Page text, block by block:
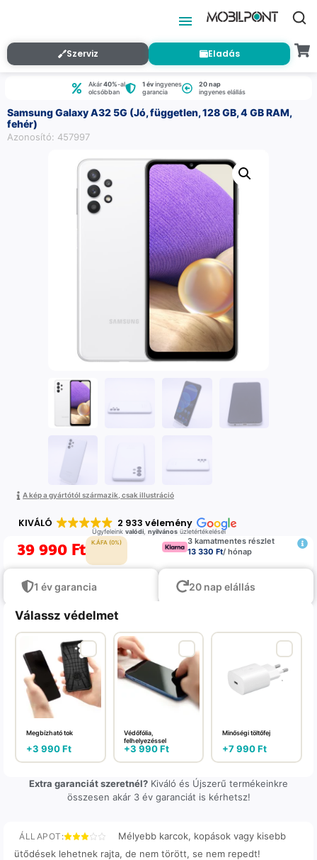
Szerviz Eladás
Akár40%-al
olcsóbban
1 évingyenes
garancia
20 nap
ingyenes elállás
Samsung Galaxy A32 5G (Jó, független, 128 GB, 4 GB RAM,
fehér)
Azonosító: 457997
A kép a gyártótól származik, csak illustráció
KIVÁLÓ 2 933 vélemény
Ügyfeleink valódi, nyilvánosüzletértékelései
39 990 Ft K.ÁFA (0%)
3 kamatmentes részlet
13 330 Ft/ hónap
1 év garancia 20 nap elállás
Válassz védelmet
Megbízható tok
+3 990Ft
Védőfólia,
felhelyezéssel
+3 990Ft
Minőségi töltőfej
+7 990Ft
Extra garanciát szeretnél? Kiváló és Újszerű termékeinkre
összesen akár 3 év garanciát is kérhetsz!
ÁLLAPOT:
Mélyebb karcok, kopások vagy kisebb
ütődések lehetnek rajta, de nem törött, se nem repedt!